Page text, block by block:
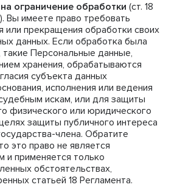
ограничение обработки (ст. 18
Вы имеете право требовать
или прекращения обработки своих
данных. Если обработка была
такие Персональные данные,
хранения, обрабатываются
субъекта данных
исполнения или ведения
искам, или для защиты
физического или юридического
защиты публичного интереса
члена. Обратите
это право не является
и применяется только
обстоятельствах,
статьей 18 Регламента.